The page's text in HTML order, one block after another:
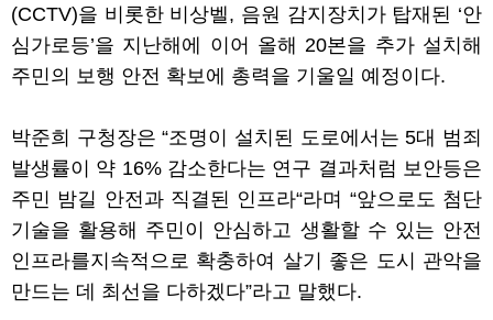
(CCTV)을 비롯한 비상벨, 음원 감지장치가 탑재된 ‘안
심가로등’을 지난해에 이어 올해20본을 추가 설치해
주민의 보행 안전 확보에 총력을 기울일 예정이다.
박준희 구청장은“조명이 설치된 도로에서는5대 범죄
발생률이 약 16% 감소한다는 연구 결과처럼 보안등은
주민 밤길 안전과 직결된 인프라“라며 “앞으로도 첨단
기술을 활용해 주민이 안심하고 생활할 수 있는 안전
인프라를지속적으로 확충하여 살기 좋은 도시 관악을
만드는 데 최선을 다하겠다”라고 말했다.